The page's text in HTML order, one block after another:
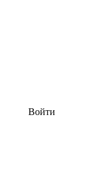
Войти